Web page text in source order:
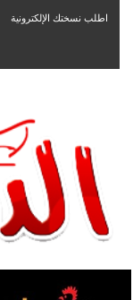
اطلب نسختك الإلكترونية